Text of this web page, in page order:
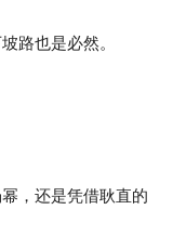
路也是必然。
，还是凭借耿直的